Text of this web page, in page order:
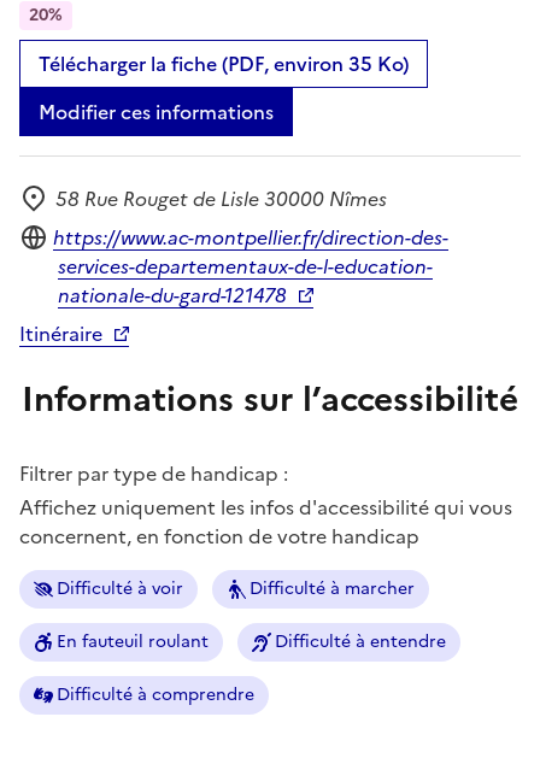
20%
Télécharger la fiche (PDF, environ 35 Ko)
Modifier ces informations
Adresse
58 Rue Rouget de Lisle 30000 Nîmes
Site internet
https://www.ac-montpellier.fr/direction-des-
services-departementaux-de-l-education-
nationale-du-gard-121478
Itinéraire
Informations sur l’accessibilité
Filtrer par type de handicap :
Affichez uniquement les infos d'accessibilité qui vous
concernent, en fonction de votre handicap
Difficulté à voir Difficulté à marcher
En fauteuil roulant Difficulté à entendre
Difficulté à comprendre